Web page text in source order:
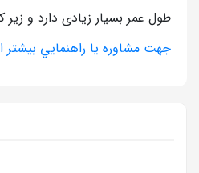
طول عمر بسیار زیادی دارد و
جهت مشاوره يا راهنمايي بيشتر